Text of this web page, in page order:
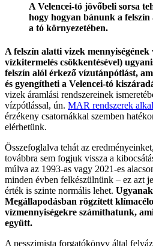
A Velencei-tó jövőbeli sorsa
hogy hogyan bánunk a
a tó környezetében.
A felszín alatti vizek mennyiségének
vízkitermelés csökkentésével)
felszín alól érkező vízutánpótlást,
és gyengítheti a Velencei-tó
vizek áramlási rendszereinek
vízpótlással, ún. MAR rendszerek
érzékeny csatornákkal szemben
elérhetünk.
Összefoglalva tehát az
továbbra sem fogjuk vissza a
múlva az 1993-as vagy 2021-es
minden évben felkészülnünk – ez azt
érték is szinte normális lehet.
Megállapodásban rögzített
vízmennyiségekre számíthatunk,
együtt.
A pesszimista forgatókönyv által